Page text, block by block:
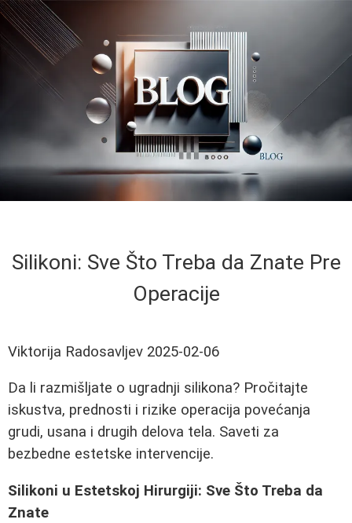
Silikoni: Sve Što Treba da Znate Pre
Operacije
Viktorija Radosavljev 2025-02-06
Da li razmišljate o ugradnji silikona? Pročitajte
iskustva, prednosti i rizike operacija povećanja
grudi, usana i drugih delova tela. Saveti za
bezbedne estetske intervencije.
Silikoni u Estetskoj Hirurgiji: Sve Što Treba da
Znate